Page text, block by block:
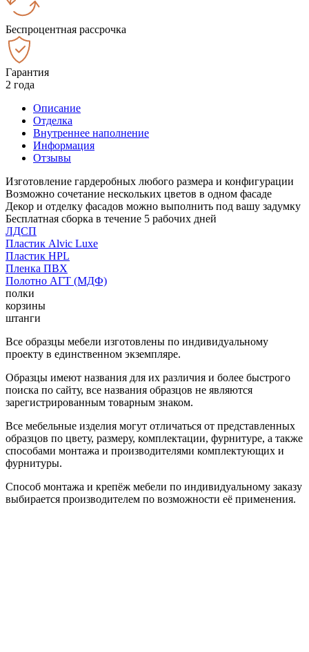
Беспроцентная рассрочка
Гарантия
2 года
Описание
Отделка
Внутреннее наполнение
Информация
Отзывы
Изготовление гардеробных любого размера и конфигурации
Возможно сочетание нескольких цветов в одном фасаде
Декор и отделку фасадов можно выполнить под вашу задумку
Бесплатная сборка в течение 5 рабочих дней
ЛДСП
Пластик Alvic Luxe
Пластик HPL
Пленка ПВХ
Полотно АГТ (МДФ)
полки
корзины
штанги
Все образцы мебели изготовлены по индивидуальному
проекту в единственном экземпляре.
Образцы имеют названия для их различия и более быстрого
поиска по сайту, все названия образцов не являются
зарегистрированным товарным знаком.
Все мебельные изделия могут отличаться от представленных
образцов по цвету, размеру, комплектации, фурнитуре, а также
способами монтажа и производителями комплектующих и
фурнитуры.
Способ монтажа и крепёж мебели по индивидуальному заказу
выбирается производителем по возможности её применения.